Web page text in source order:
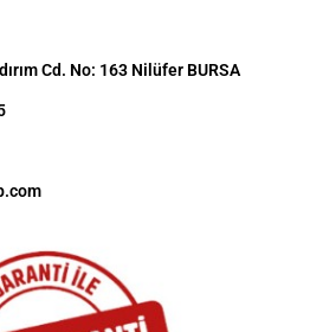
Cd. No: 163 Nilüfer BURSA